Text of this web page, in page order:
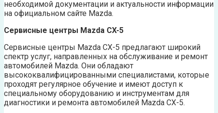
необходимой документации и актуальности информации
на официальном сайте Mazda.
Сервисные центры Mazda CX-5
Сервисные центры Mazda CX-5 предлагают широкий
спектр услуг, направленных на обслуживание и ремонт
автомобилей Mazda. Они обладают
высококвалифицированными специалистами, которые
проходят регулярное обучение и имеют доступ к
специальному оборудованию и инструментам для
диагностики и ремонта автомобилей Mazda CX-5.